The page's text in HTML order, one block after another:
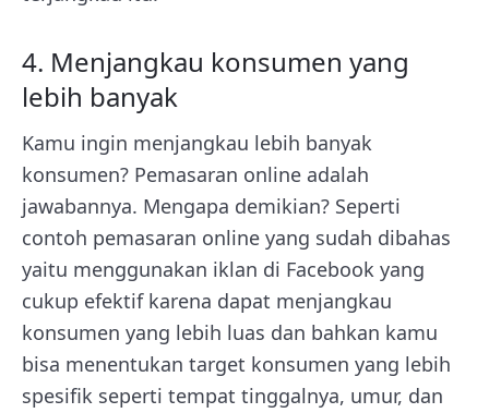
4. Menjangkau konsumen yang
lebih banyak
Kamu ingin menjangkau lebih banyak
konsumen? Pemasaran online adalah
jawabannya. Mengapa demikian? Seperti
contoh pemasaran online yang sudah dibahas
yaitu menggunakan iklan di Facebook yang
cukup efektif karena dapat menjangkau
konsumen yang lebih luas dan bahkan kamu
bisa menentukan target konsumen yang lebih
spesifik seperti tempat tinggalnya, umur, dan